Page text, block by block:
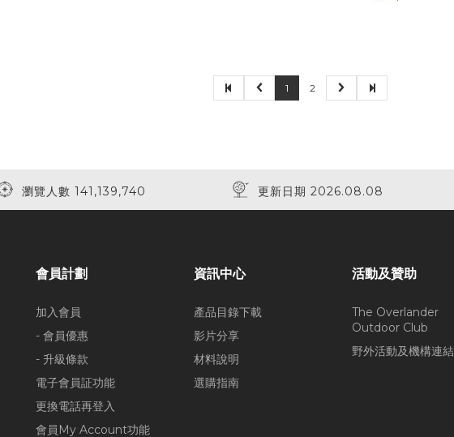
1 2
瀏覽人數 141,139,740 更新日期 2026.08.08
會員計劃
加入會員
- 會員優惠
- 升級條款
電子會員証功能
更換電話再登入
會員My Account功能
資訊中心
產品目錄下載
影片分享
材料說明
選購指南
活動及贊助
The Overlander
Outdoor Club
野外活動及機構連結